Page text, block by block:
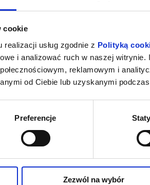
cookie
usług zgodnie z Polityką
i analizować ruch w naszej
reklamowym i
od Ciebie lub uzyskanymi
Preferencje
Zezwól na wybór
bilet
kup bilet